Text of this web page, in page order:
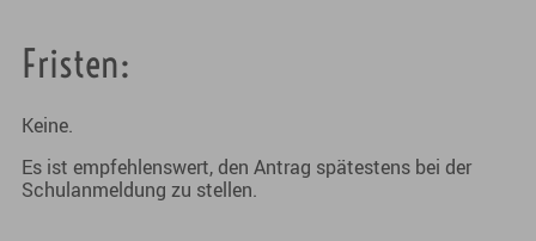
Fristen:
Keine.
Es ist empfehlenswert, den Antrag spätestens bei der
Schulanmeldung zu stellen.